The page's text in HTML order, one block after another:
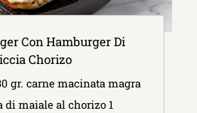
Con Hamburger Di
Chorizo
gr. carne macinata magra
di maiale al chorizo 1